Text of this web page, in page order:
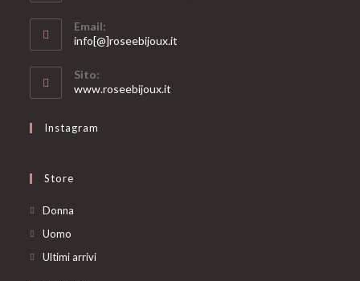
Email:
info[@]roseebijoux.it
Sito:
www.roseebijoux.it
Instagram
Store
Donna
Uomo
in
Ultimi arriviOpens